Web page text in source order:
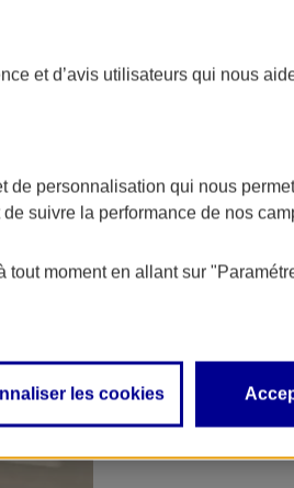
L'application AXA Banque
et d’avis utilisateurs qui nous
de personnalisation qui nous
suivre la performance de nos
tout moment en allant sur
les cookies